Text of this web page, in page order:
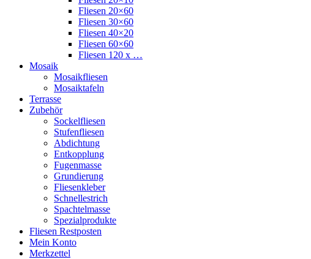
Fliesen 20×60
Fliesen 30×60
Fliesen 40×20
Fliesen 60×60
Fliesen 120 x …
Mosaik
Mosaikfliesen
Mosaiktafeln
Terrasse
Zubehör
Sockelfliesen
Stufenfliesen
Abdichtung
Entkopplung
Fugenmasse
Grundierung
Fliesenkleber
Schnellestrich
Spachtelmasse
Spezialprodukte
Fliesen Restposten
Mein Konto
Merkzettel